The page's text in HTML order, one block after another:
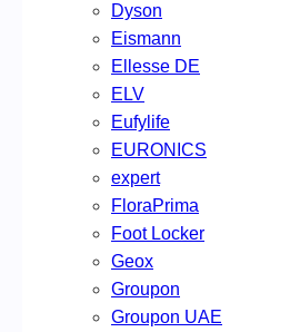
Dyson
Eismann
Ellesse DE
ELV
Eufylife
EURONICS
expert
FloraPrima
Foot Locker
Geox
Groupon
Groupon UAE